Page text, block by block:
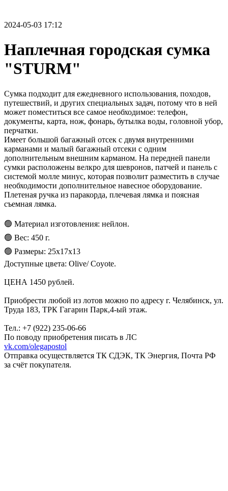
2024-05-03 17:12
Наплечная городская сумка
"STURM"
Сумка подходит для ежедневного использования, походов,
путешествий, и других специальных задач, потому что в ней
может поместиться все самое необходимое: телефон,
документы, карта, нож, фонарь, бутылка воды, головной убор,
перчатки.
Имеет большой багажный отсек с двумя внутренними
карманами и малый багажный отсеки с одним
дополнительным внешним карманом. На передней панели
сумки расположены велкро для шевронов, патчей и панель с
системой молле минус, которая позволит разместить в случае
необходимости дополнительное навесное оборудование.
Плетеная ручка из паракорда, плечевая лямка и поясная
съемная лямка.
🟢 Материал изготовления: нейлон.
🟢 Вес: 450 г.
🟢 Размеры: 25х17х13
Доступные цвета: Olive/ Coyote.
ЦЕНА 1450 рублей.
Приобрести любой из лотов можно по адресу г. Челябинск, ул.
Труда 183, ТРК Гагарин Парк,4-ый этаж.
Тел.: +7 (922) 235-06-66
По поводу приобретения писать в ЛС
vk.com/olegapostol
Отправка осуществляется ТК СДЭК, ТК Энергия, Почта РФ
за счёт покупателя.